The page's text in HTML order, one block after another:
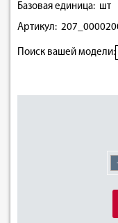
Базовая единица: шт
Артикул:
Поиск вашей модели: